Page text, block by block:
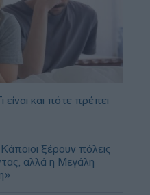
είναι και πότε πρέπει
ξέρουν πόλεις
αλλά η Μεγάλη